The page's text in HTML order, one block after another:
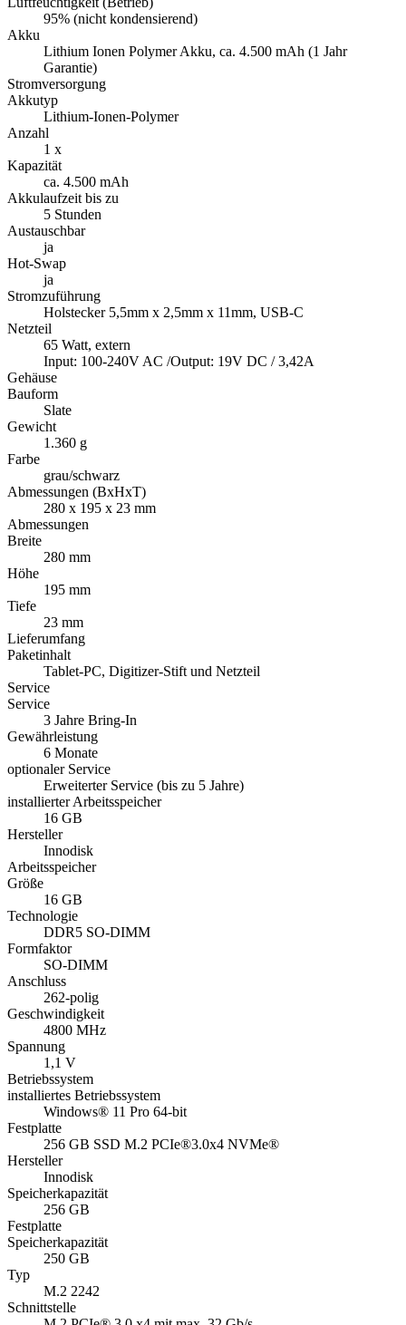
95% (nicht kondensierend)
Akku
Lithium Ionen Polymer Akku, ca. 4.500 mAh (1 Jahr
Garantie)
Stromversorgung
Akkutyp
Lithium-Ionen-Polymer
Anzahl
1 x
Kapazität
ca. 4.500 mAh
Akkulaufzeit bis zu
5 Stunden
Austauschbar
ja
Hot-Swap
ja
Stromzuführung
Holstecker 5,5mm x 2,5mm x 11mm, USB-C
Netzteil
65 Watt, extern
Input: 100-240V AC /Output: 19V DC / 3,42A
Gehäuse
Bauform
Slate
Gewicht
1.360 g
Farbe
grau/schwarz
Abmessungen (BxHxT)
280 x 195 x 23 mm
Abmessungen
Breite
280 mm
Höhe
195 mm
Tiefe
23 mm
Lieferumfang
Paketinhalt
Tablet-PC, Digitizer-Stift und Netzteil
Service
Service
3 Jahre Bring-In
Gewährleistung
6 Monate
optionaler Service
Erweiterter Service (bis zu 5 Jahre)
installierter Arbeitsspeicher
16 GB
Hersteller
Innodisk
Arbeitsspeicher
Größe
16 GB
Technologie
DDR5 SO-DIMM
Formfaktor
SO-DIMM
Anschluss
262-polig
Geschwindigkeit
4800 MHz
Spannung
1,1 V
Betriebssystem
installiertes Betriebssystem
Windows® 11 Pro 64-bit
Festplatte
256 GB SSD M.2 PCIe®3.0x4 NVMe®
Hersteller
Innodisk
Speicherkapazität
256 GB
Festplatte
Speicherkapazität
250 GB
Typ
M.2 2242
Schnittstelle